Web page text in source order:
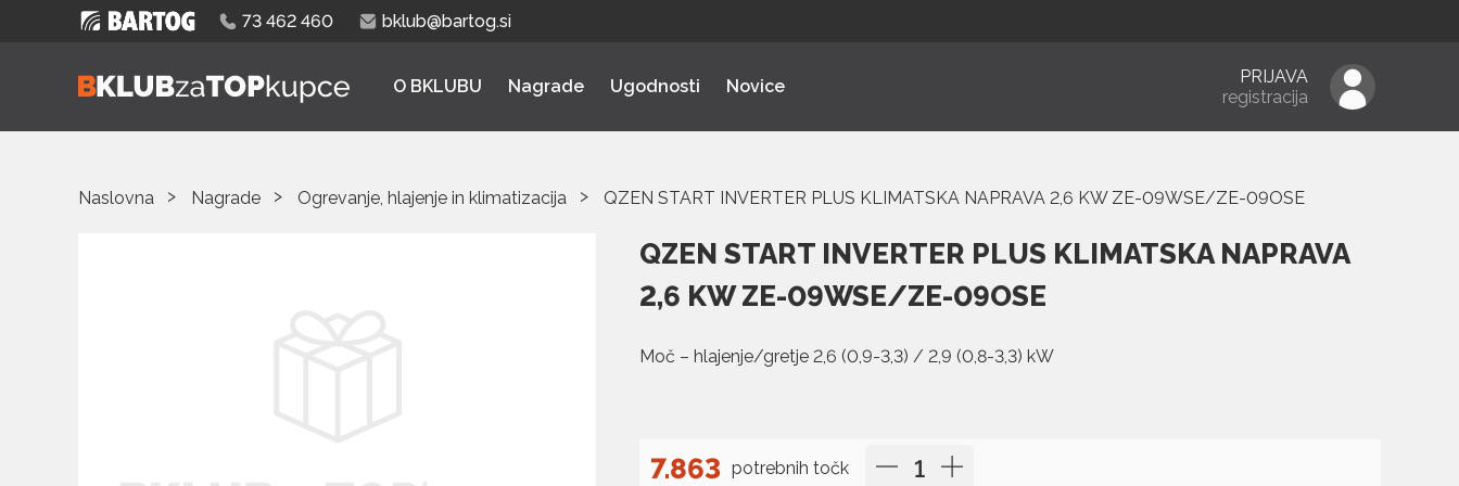
73 462 460 bklub@bartog.si
O BKLUBU Nagrade Ugodnosti Novice
PRIJAVA
registracija
Naslovna Nagrade Ogrevanje, hlajenje in klimatizacija QZEN START INVERTER PLUS KLIMATSKA NAPRAVA 2,6 KW ZE-09WSE/ZE-09OSE
QZEN START INVERTER PLUS KLIMATSKA NAPRAVA
2,6 KW ZE-09WSE/ZE-09OSE
Moč – hlajenje/gretje 2,6 (0,9-3,3) / 2,9 (0,8-3,3) kW
7.863 potrebnih točk